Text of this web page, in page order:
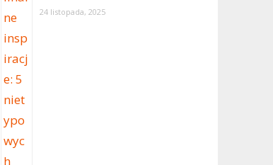
24 listopada, 2025